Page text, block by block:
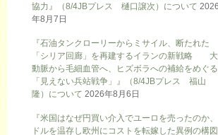
協力』（8/4JBプレス 樋口譲次）について 2026
年8月7日
『石油タンクローリーからミサイル、断たれた
「シリア回廊」を再建するイランの新戦略 大
動脈から毛細血管へ、ヒズボラへの補給をめぐる
「見えない兵站戦争」』（8/4JBプレス 福山
隆）について 2026年8月6日
『米国はなぜ円買い介入でユーロを売ったのか、
ドルを温存し欧州にコストを転嫁した異例の構図